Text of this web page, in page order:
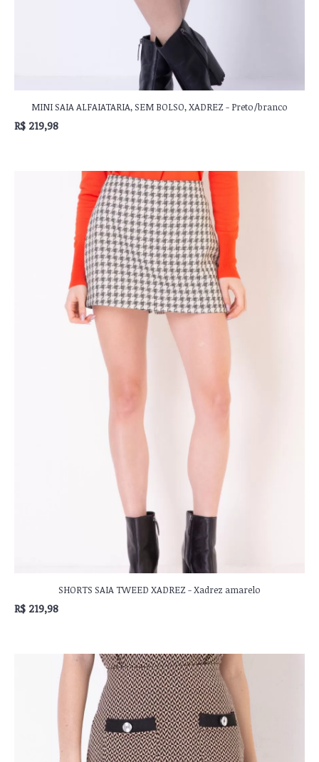
MINI SAIA ALFAIATARIA, SEM BOLSO, XADREZ - Preto/branco
R$ 219,98
SHORTS SAIA TWEED XADREZ - Xadrez amarelo
R$ 219,98